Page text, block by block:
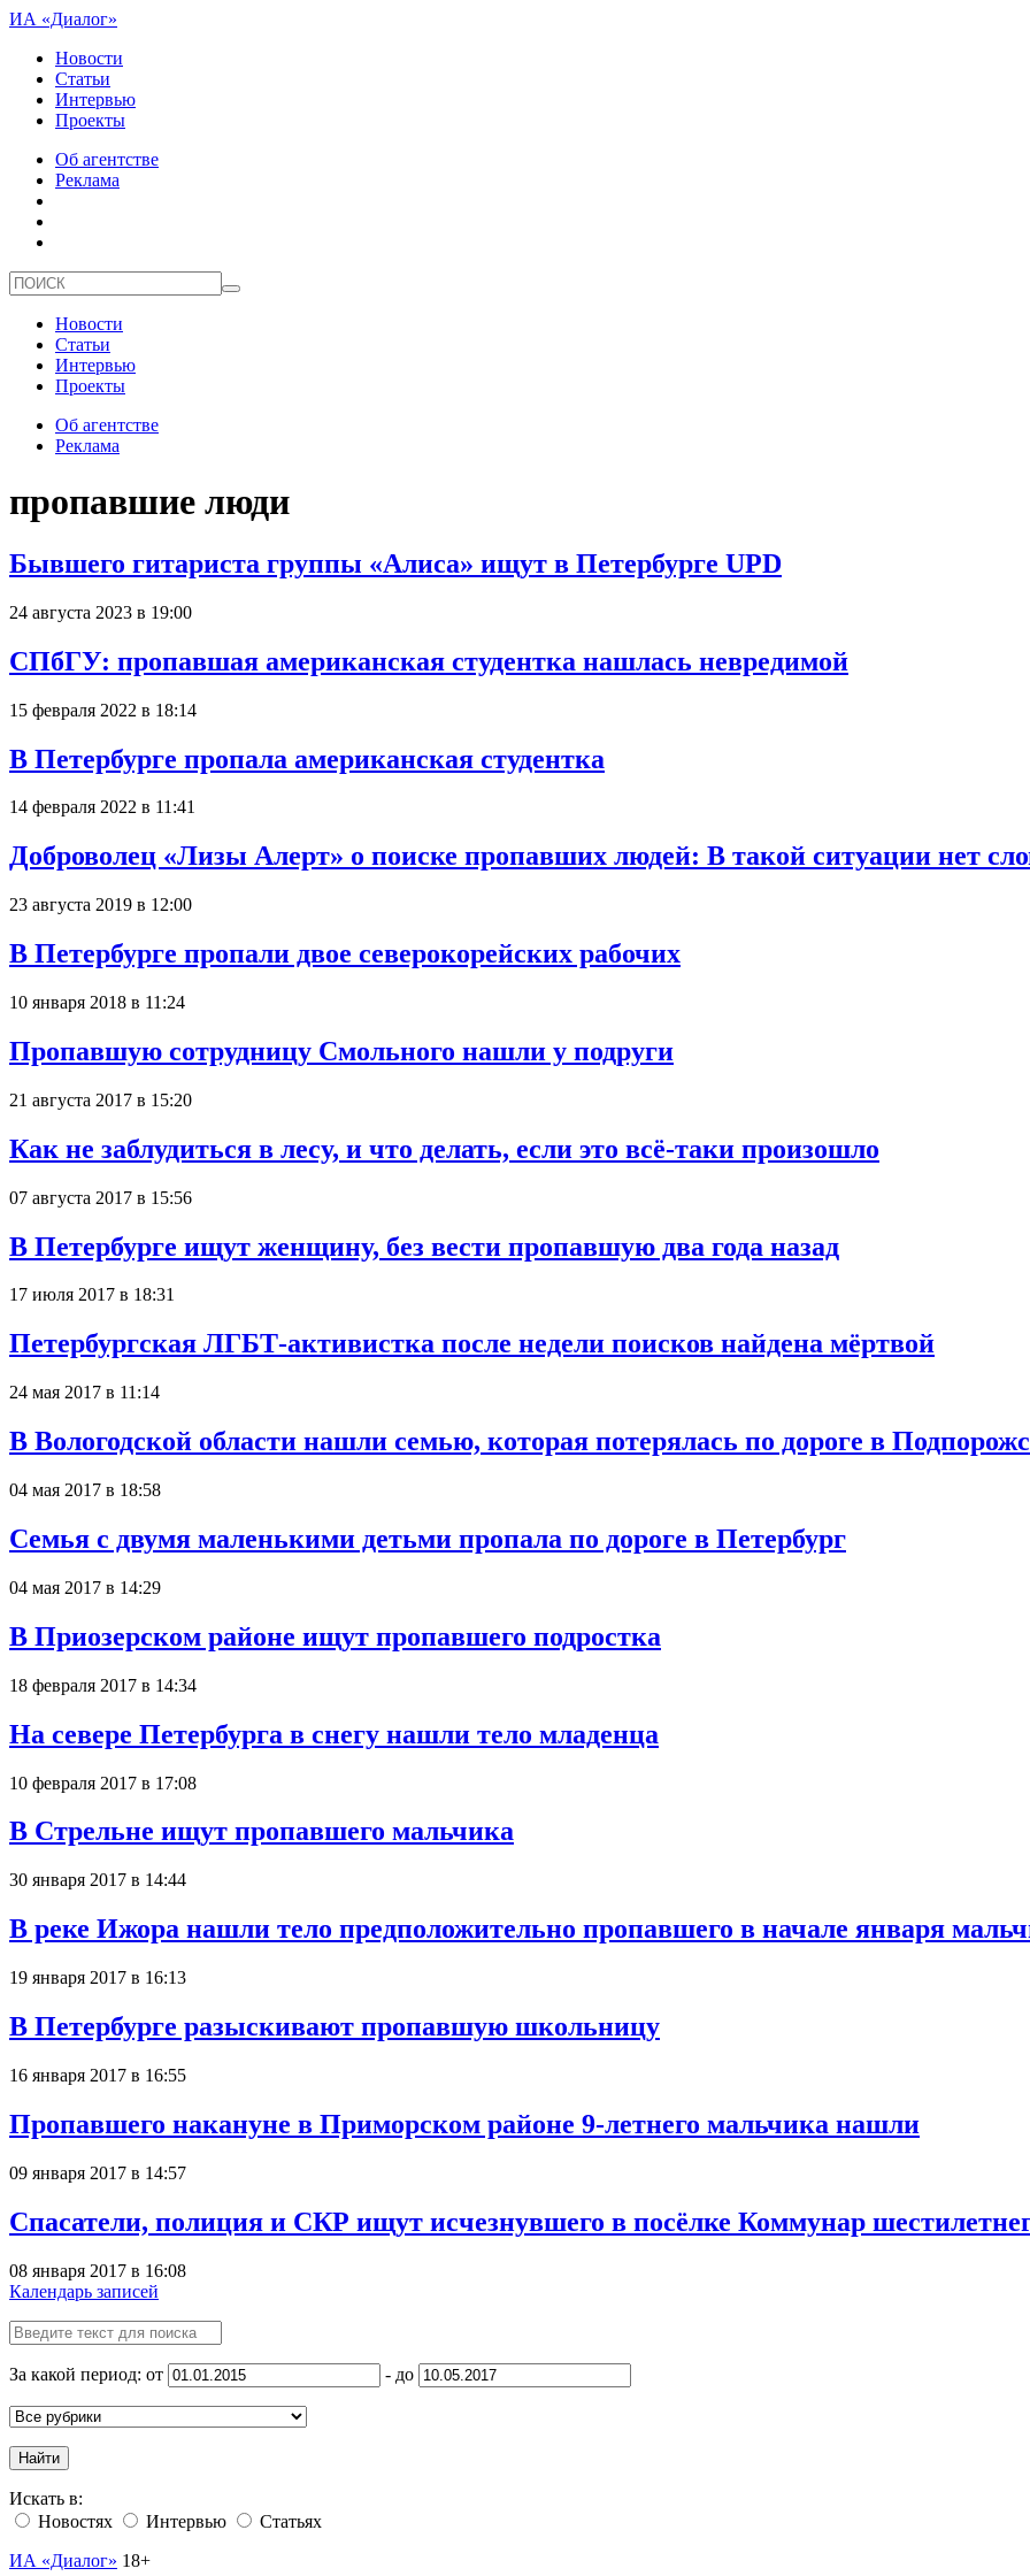
ИА «Диалог»
Новости
Статьи
Интервью
Проекты
Об агентстве
Реклама
Новости
Статьи
Интервью
Проекты
Об агентстве
Реклама
пропавшие люди
Бывшего гитариста группы «Алиса» ищут в Петербурге UPD
24 августа 2023 в 19:00
СПбГУ: пропавшая американская студентка нашлась невредимой
15 февраля 2022 в 18:14
В Петербурге пропала американская студентка
14 февраля 2022 в 11:41
Доброволец «Лизы Алерт» о поиске пропавших людей: В такой ситуации нет
23 августа 2019 в 12:00
В Петербурге пропали двое северокорейских рабочих
10 января 2018 в 11:24
Пропавшую сотрудницу Смольного нашли у подруги
21 августа 2017 в 15:20
Как не заблудиться в лесу, и что делать, если это всё-таки произошло
07 августа 2017 в 15:56
В Петербурге ищут женщину, без вести пропавшую два года назад
17 июля 2017 в 18:31
Петербургская ЛГБТ-активистка после недели поисков найдена мёртвой
24 мая 2017 в 11:14
В Вологодской области нашли семью, которая потерялась по дороге в
04 мая 2017 в 18:58
Семья с двумя маленькими детьми пропала по дороге в Петербург
04 мая 2017 в 14:29
В Приозерском районе ищут пропавшего подростка
18 февраля 2017 в 14:34
На севере Петербурга в снегу нашли тело младенца
10 февраля 2017 в 17:08
В Стрельне ищут пропавшего мальчика
30 января 2017 в 14:44
В реке Ижора нашли тело предположительно пропавшего в начале января
19 января 2017 в 16:13
В Петербурге разыскивают пропавшую школьницу
16 января 2017 в 16:55
Пропавшего накануне в Приморском районе 9-летнего мальчика нашли
09 января 2017 в 14:57
Спасатели, полиция и СКР ищут исчезнувшего в посёлке Коммунар
08 января 2017 в 16:08
Календарь записей
За какой период: от - до
Найти
Искать в:
Новостях
Интервью
Статьях
ИА «Диалог» 18+